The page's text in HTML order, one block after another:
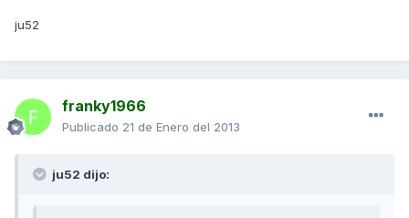
ju52
franky1966
Publicado 21 de Enero del 2013
ju52 dijo: